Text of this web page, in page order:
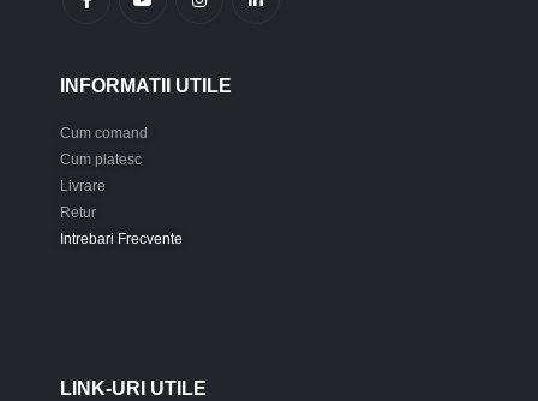
INFORMATII UTILE
Cum comand
Cum platesc
Livrare
Retur
Intrebari Frecvente
LINK-URI UTILE